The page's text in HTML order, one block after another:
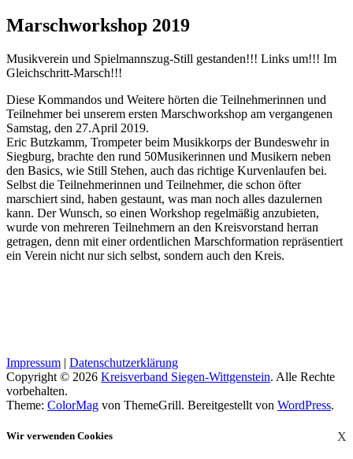
Marschworkshop 2019
Musikverein und Spielmannszug-Still gestanden!!! Links um!!! Im
Gleichschritt-Marsch!!!
Diese Kommandos und Weitere hörten die Teilnehmerinnen und
Teilnehmer bei unserem ersten Marschworkshop am vergangenen
Samstag, den 27.April 2019.
Eric Butzkamm, Trompeter beim Musikkorps der Bundeswehr in
Siegburg, brachte den rund 50Musikerinnen und Musikern neben
den Basics, wie Still Stehen, auch das richtige Kurvenlaufen bei.
Selbst die Teilnehmerinnen und Teilnehmer, die schon öfter
marschiert sind, haben gestaunt, was man noch alles dazulernen
kann. Der Wunsch, so einen Workshop regelmäßig anzubieten,
wurde von mehreren Teilnehmern an den Kreisvorstand herran
getragen, denn mit einer ordentlichen Marschformation repräsentiert
ein Verein nicht nur sich selbst, sondern auch den Kreis.
Impressum | Datenschutzerklärung
Copyright © 2026 Kreisverband Siegen-Wittgenstein. Alle Rechte
vorbehalten.
Theme: ColorMag von ThemeGrill. Bereitgestellt von WordPress.
X
Wir verwenden Cookies